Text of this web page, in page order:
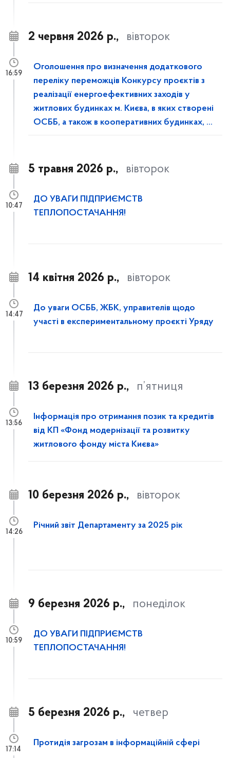
2 червня 2026 р., вівторок
Оголошення про визначення додаткового
переліку переможців Конкурсу проєктів з
реалізації енергоефективних заходів у
житлових будинках м. Києва, в яких створені
ОСББ, а також в кооперативних будинках, у
16:59
5 травня 2026 р., вівторок
ДО УВАГИ ПІДПРИЄМСТВ
ТЕПЛОПОСТАЧАННЯ!
10:47
14 квітня 2026 р., вівторок
До уваги ОСББ, ЖБК, управителів щодо
участі в експериментальному проєкті Уряду
14:47
13 березня 2026 р., п’ятниця
Інформація про отримання позик та кредитів
від КП «Фонд модернізації та розвитку
житлового фонду міста Києва»
13:56
10 березня 2026 р., вівторок
Річний звіт Департаменту за 2025 рік
14:26
9 березня 2026 р., понеділок
ДО УВАГИ ПІДПРИЄМСТВ
ТЕПЛОПОСТАЧАННЯ!
10:59
5 березня 2026 р., четвер
Протидія загрозам в інформаційній сфері
17:14